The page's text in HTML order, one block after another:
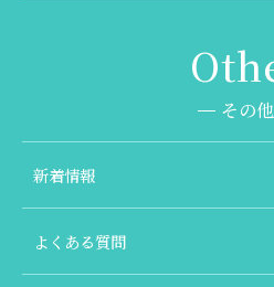
その他
新着情報
よくある質問